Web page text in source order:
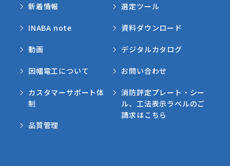
新着情報
INABA note
動画
因幡電工について
カスタマーサポート体
制
品質管理
選定ツール
資料ダウンロード
デジタルカタログ
お問い合わせ
消防評定プレート・シー
ル、工法表示ラベルのご
請求はこちら